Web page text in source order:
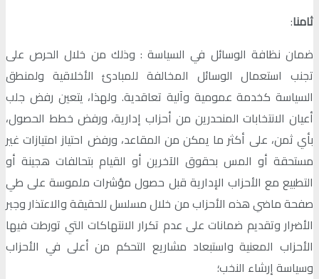
ثامنا:
ضمان نظافة الوسائل في السياسة : وذلك من خلال الحرص على
تجنب استعمال الوسائل المخالفة للمبادئ الأخلاقية ولمنطق
السياسة كخدمة عمومية وآلية تعاقدية. ولهذا، يتعين رفض جلب
أعيان الانتخابات المنحدرين من أحزاب إدارية، ورفض خطط الحصول،
بأي ثمن، على أكثر ما يمكن من المقاعد، ورفض احتياز امتيازات غير
مستحقة أو المس بحقوق الآخرين أو القيام بتحالفات هجينة أو
التطبيع مع الأحزاب الإدارية قبل حصول مؤشرات ملموسة على طي
صفحة ماضي هذه الأحزاب من خلال مسلسل للحقيقة والاعتذار وجبر
الأضرار وتقديم ضمانات على عدم تكرار الانتهاكات التي تورطت فيها
الأحزاب المعنية واستبعاد مشاريع التحكم من أعلى في الأحزاب
وسياسة إرشاء النخب؛